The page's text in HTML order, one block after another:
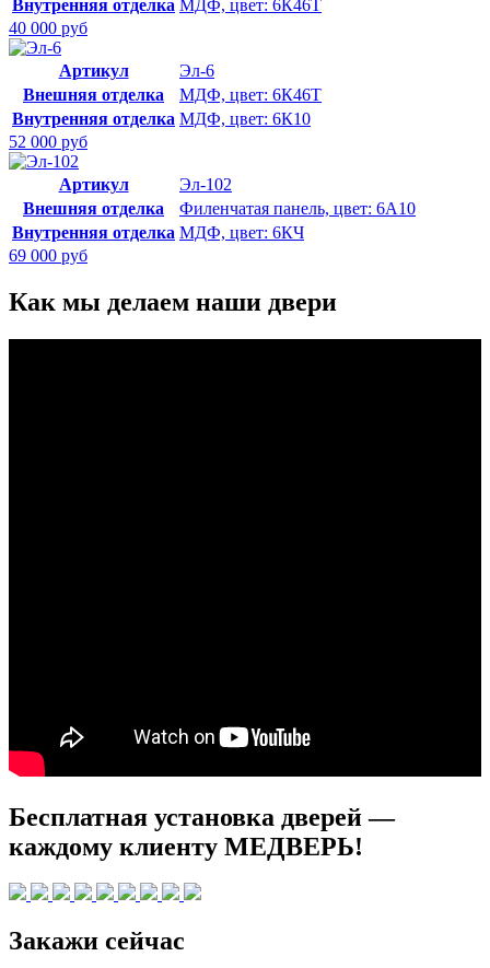
Внутренняя отделка МДФ, цвет: 6К46Т
40 000 руб
Артикул
Эл-6
Внешняя отделка
МДФ, цвет: 6К46Т
Внутренняя отделка МДФ, цвет: 6К10
52 000 руб
Артикул
Эл-102
Внешняя отделка
Филенчатая панель, цвет: 6А10
Внутренняя отделка МДФ, цвет: 6КЧ
69 000 руб
Как мы делаем наши двери
Бесплатная установка дверей —
каждому клиенту МЕДВЕРЬ!
Закажи сейчас